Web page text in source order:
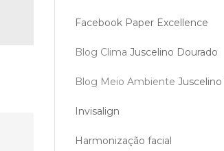
Facebook Paper Excellence
Blog Clima Juscelino Dourado
Blog Meio Ambiente
Invisalign
Harmonização facial